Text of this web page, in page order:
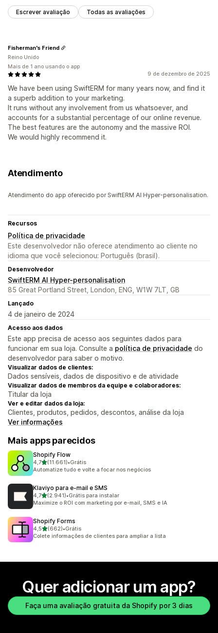
Escrever avaliação Todas as avaliações
9 de dezembro de 2025
We have been using SwiftERM for many years now, and find it
a superb addition to your marketing.
It runs without any involvement from us whatsoever, and
accounts for a substantial percentage of our online revenue.
The best features are the autonomy and the massive ROI.
We would highly recommend it.
Fisherman's Friend
Reino Unido
Mais de 1 ano usando o app
Atendimento
Atendimento do app oferecido por SwiftERM AI Hyper-personalisation.
Recursos
Política de privacidade
Este desenvolvedor não oferece atendimento ao cliente no
idioma que você selecionou: Português (brasil).
Desenvolvedor
SwiftERM AI Hyper-personalisation
85 Great Portland Street, London, ENG, W1W 7LT, GB
Lançado
4 de janeiro de 2024
Acesso aos dados
Este app precisa de acesso aos seguintes dados para
funcionar em sua loja. Consulte a política de privacidade do
desenvolvedor para saber o motivo.
Visualizar dados de clientes:
Dados sensíveis, dados de dispositivo e de atividade
Visualizar dados de membros da equipe e colaboradores:
Titular da loja
Ver e editar dados da loja:
Clientes, produtos, pedidos, descontos, análise da loja
Ver informações
Mais apps parecidos
Shopify Flow
4,7de 5 estrelas
(11.661)
11661 avaliações ao todo
•Grátis
Automatize tudo e volte a focar nos negócios
Klaviyo para e‑mail e SMS
4,7de 5 estrelas
(2.941)
2941 avaliações ao todo
•Grátis para instalar
Maximize o ROI com marketing por e-mail, SMS e IA
Shopify Forms
4,5de 5 estrelas
(662)
662 avaliações ao todo
•Grátis
Colete informações de clientes para ampliar a lista
Quer adicionar um app?
Faça uma avaliação gratuita da Shopify por 3 dias